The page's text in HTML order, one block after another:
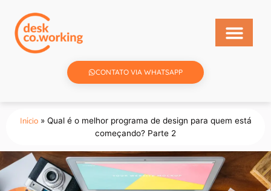
CONTATO VIA WHATSAPP
Início» Qual é o melhor programa de design para quem está
começando? Parte 2